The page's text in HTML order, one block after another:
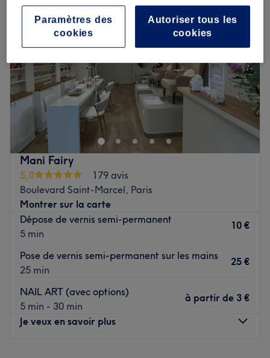
Mercredi
10:00–19:00
Jeudi
10:00–19:00
Vendredi
10:00–19:00
Samedi
10:00–19:00
Dimanche
10:00–19:00
MJ Nails Beauté est un bar à ongles et institut de beauté
situé dans le 5ᵉ arrondissement de Paris, dans le quartier
Saint-Marcel.
Transports publics les plus proches :
Station de métro Saint-Marcel.
L’équipe :
L’équipe experte en beauté, exerce depuis plusieurs
années et vous propose un accueil des plus chaleureux et
un résultat au top !
Nos coups de cœur :
L’atmosphère : Ambiance conviviale et détendue !
Les spécialités de l’établissement : Beauté des mains et
Mani Fairy
5,0
179 avis
Boulevard Saint-Marcel, Paris
Montrer sur la carte
Dépose de vernis semi-permanent
5 min
10 €
Pose de vernis semi-permanent sur les mains
25 min
25 €
NAIL ART (avec options)
5 min - 30 min
à partir de 3 €
Je veux en savoir plus
Autoriser tous les
cookies
Paramètres des
cookies